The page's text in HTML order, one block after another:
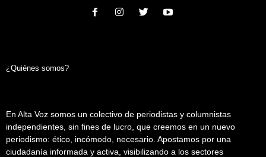
¿Quiénes somos?
En Alta Voz somos un colectivo de periodistas y columnistas
independientes, sin fines de lucro, que creemos en un nuevo
periodismo: ético, incómodo, necesario. Apostamos por una
ciudadanía informada y activa, visibilizando a los sectores